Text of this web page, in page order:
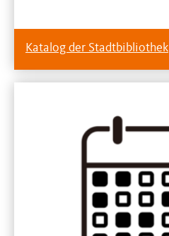
Katalog der Stadtbibliothek